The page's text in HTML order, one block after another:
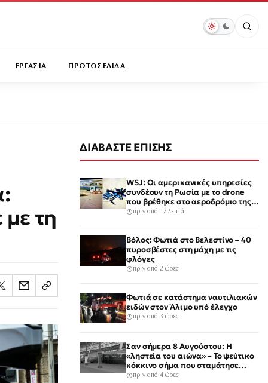
ΕΡΓΑΣΙΑ ΠΡΩΤΟΣΕΛΙΔΑ
με τη
ΔΙΑΒΑΣΤΕ ΕΠΙΣΗΣ
WSJ: Οι αμερικανικές υπηρεσίες
συνδέουν τη Ρωσία με το drone
που βρέθηκε στο αεροδρόμιο της
Λειψίας
πριν από 17 λεπτά
Βόλος: Φωτιά στο Βελεστίνο – 40
πυροσβέστες στη μάχη με τις
φλόγες
πριν από 2 ώρες
Φωτιά σε κατάστημα ναυτιλιακών
ειδών στον Άλιμο υπό έλεγχο
πριν από 3 ώρες
Σαν σήμερα 8 Αυγούστου: Η
«ληστεία του αιώνα» – Το ψεύτικο
κόκκινο σήμα που σταμάτησε
τρένο με 2,6 εκατ. λίρες
πριν από 4 ώρες